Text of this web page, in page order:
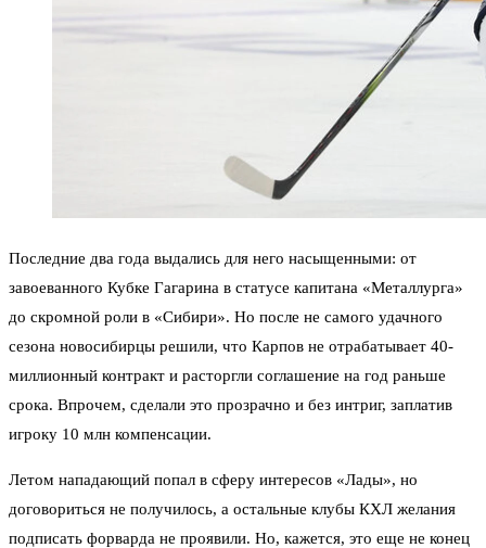
Последние два года выдались для него насыщенными: от
завоеванного Кубке Гагарина в статусе капитана «Металлурга»
до скромной роли в «Сибири». Но после не самого удачного
сезона новосибирцы решили, что Карпов не отрабатывает 40-
миллионный контракт и расторгли соглашение на год раньше
срока. Впрочем, сделали это прозрачно и без интриг, заплатив
игроку 10 млн компенсации.
Летом нападающий попал в сферу интересов «Лады», но
договориться не получилось, а остальные клубы КХЛ желания
подписать форварда не проявили. Но, кажется, это еще не конец